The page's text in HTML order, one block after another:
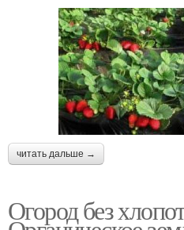
читать дальше →
Огород без